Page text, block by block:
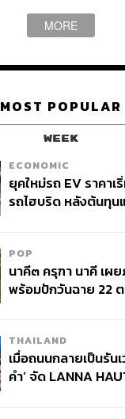
MORE
MOST POPULAR
WEEK
ECONOMIC
ยุคใหม่รถ EV ราคาเ
รถไฮบริด หลังต้นทุน
POP
นาคี๓ ครุฑา นาคี เผ
พร้อมปักวันฉาย 22
THAILAND
เมื่อถนนกลายเป็นรัน
คำ’ จัด LANNA